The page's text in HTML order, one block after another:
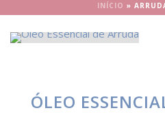
INÍCIO »
ÓLEO